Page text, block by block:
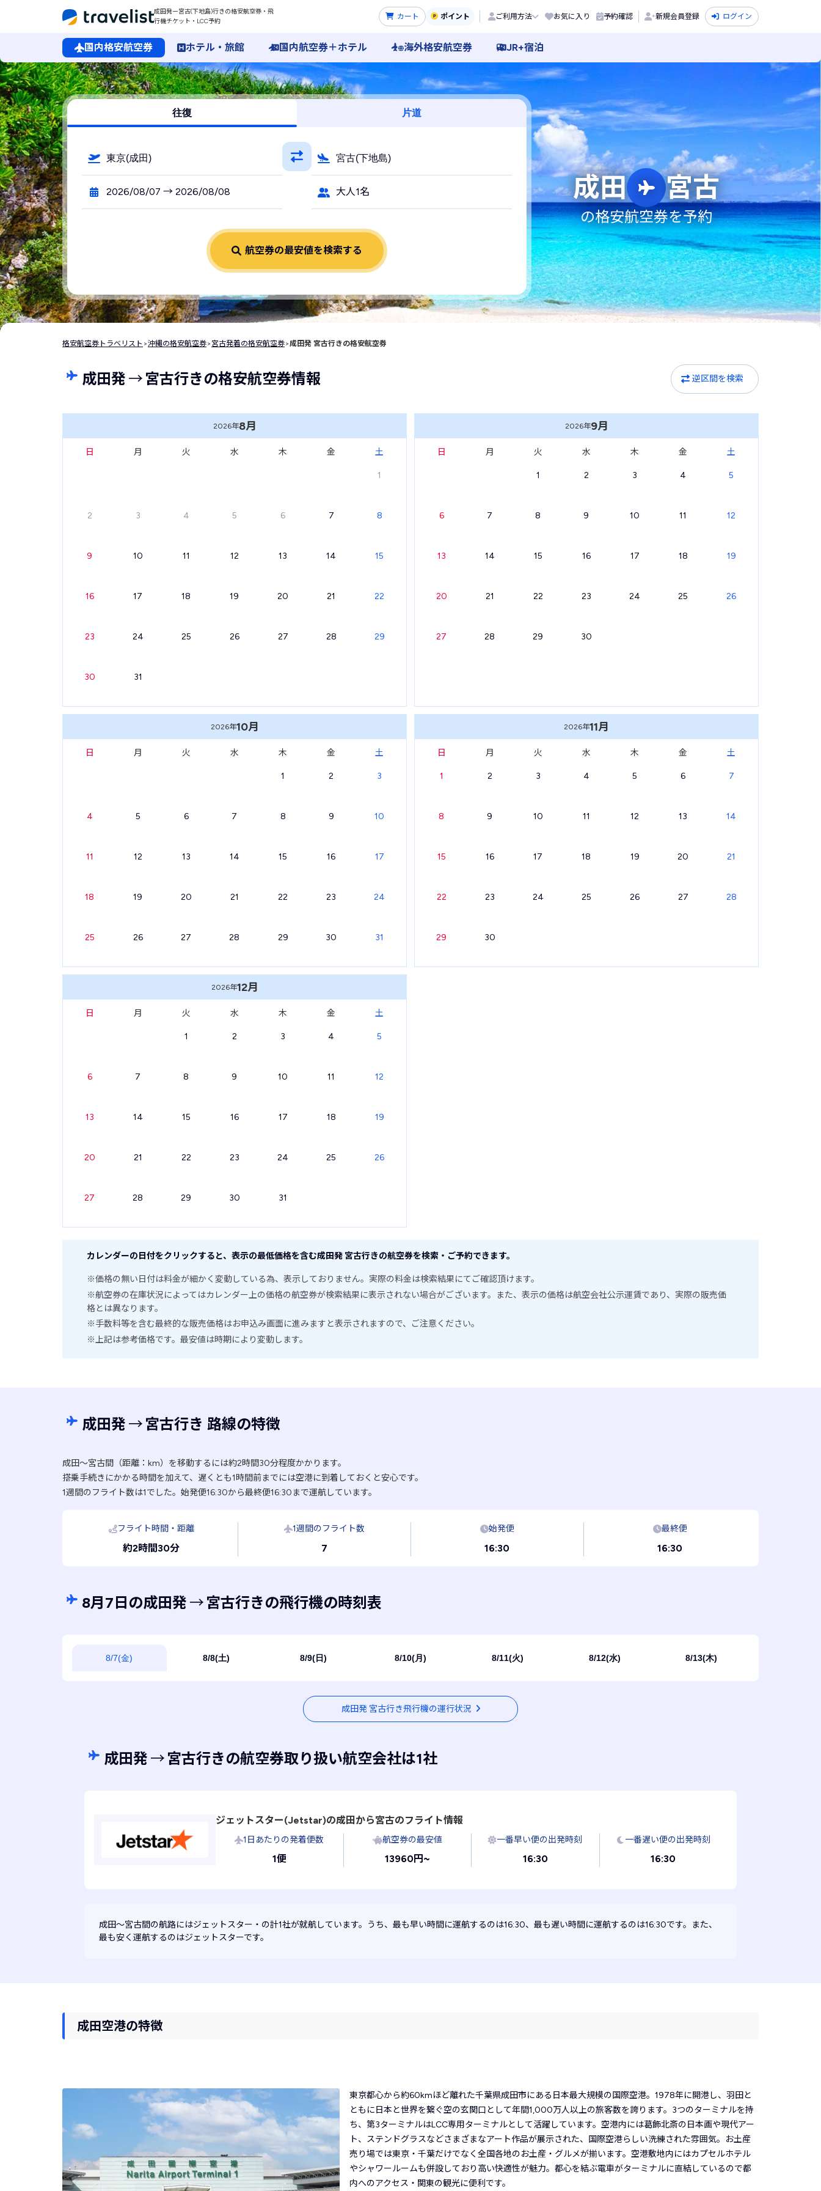
成田発ー宮古(下地島)行きの格安航空券・飛
行機チケット・LCC予約
カート ポイント ご利用方法 お気に入り 予約確認 新規会員登録 ログイン
国内格安航空券 ホテル・旅館 国内航空券＋ホテル 海外格安航空券
JR+宿泊
成田空港発→宮古（下地島）空港行きの格安航空券・飛行機・LCC予約
往復 片道
東京(成田) 宮古(下地島)
2026/08/07 → 2026/08/08 大人1名
航空券の最安値を検索する
成田 宮古
の格安航空券を予約
格安航空券トラベリスト >沖縄の格安航空券> 宮古発着の格安航空券>成田発 宮古行きの格安航空券
成田発 → 宮古行きの格安航空券情報 逆区間を検索
2026年8月
日 月 火 水 木 金 土
1
2 3 4 5 6 7 8
9 10 11 12 13 14 15
16 17 18 19 20 21 22
23 24 25 26 27 28 29
30 31
2026年9月
日 月 火 水 木 金 土
1 2 3 4 5
6 7 8 9 10 11 12
13 14 15 16 17 18 19
20 21 22 23 24 25 26
27 28 29 30
2026年10月
日 月 火 水 木 金 土
1 2 3
4 5 6 7 8 9 10
11 12 13 14 15 16 17
18 19 20 21 22 23 24
25 26 27 28 29 30 31
2026年11月
日 月 火 水 木 金 土
1 2 3 4 5 6 7
8 9 10 11 12 13 14
15 16 17 18 19 20 21
22 23 24 25 26 27 28
29 30
2026年12月
日 月 火 水 木 金 土
1 2 3 4 5
6 7 8 9 10 11 12
13 14 15 16 17 18 19
20 21 22 23 24 25 26
27 28 29 30 31
カレンダーの日付をクリックすると、表示の最低価格を含む成田発 宮古行きの航空券を検索・ご予約できます。
※価格の無い日付は料金が細かく変動している為、表示しておりません。実際の料金は検索結果にてご確認頂けます。
※航空券の在庫状況によってはカレンダー上の価格の航空券が検索結果に表示されない場合がございます。また、表示の価格は航空会社公示運賃であり、実際の販売価
格とは異なります。
※手数料等を含む最終的な販売価格はお申込み画面に進みますと表示されますので、ご注意ください。
※上記は参考価格です。最安値は時期により変動します。
成田発 → 宮古行き 路線の特徴
成田〜宮古間（距離：km）を移動するには約2時間30分程度かかります。
搭乗手続きにかかる時間を加えて、遅くとも1時間前までには空港に到着しておくと安心です。
1週間のフライト数は1でした。始発便16:30から最終便16:30まで運航しています。
フライト時間・距離
約2時間30分
1週間のフライト数
7
始発便
16:30
最終便
16:30
8月7日の成田発 → 宮古行きの飛行機の時刻表
8/7(金) 8/8(土) 8/9(日) 8/10(月) 8/11(火) 8/12(水) 8/13(木)
成田発 宮古行き飛行機の運行状況
成田発 → 宮古行きの航空券取り扱い航空会社は1社
ジェットスター(Jetstar)の成田から宮古のフライト情報
1日あたりの発着便数
1便
航空券の最安値
13960円~
一番早い便の出発時刻
16:30
一番遅い便の出発時刻
16:30
成田～宮古間の航路にはジェットスター・ の計1社が就航しています。うち、最も早い時間に運航するのは16:30、最も遅い時間に運航するのは16:30です。また、
最も安く運航するのはジェットスターです。
成田空港の特徴
東京都心から約60kmほど離れた千葉県成田市にある日本最大規模の国際空港。1978年に開港し、羽田と
ともに日本と世界を繋ぐ空の玄関口として年間1,000万人以上の旅客数を誇ります。3つのターミナルを持
ち、第3ターミナルはLCC専用ターミナルとして活躍しています。空港内には葛飾北斎の日本画や現代アー
ト、ステンドグラスなどさまざまなアート作品が展示された、国際空港らしい洗練された雰囲気。お土産
売り場では東京・千葉だけでなく全国各地のお土産・グルメが揃います。空港敷地内にはカプセルホテル
やシャワールームも併設しており高い快適性が魅力。都心を結ぶ電車がターミナルに直結しているので都
内へのアクセス・関東の観光に便利です。